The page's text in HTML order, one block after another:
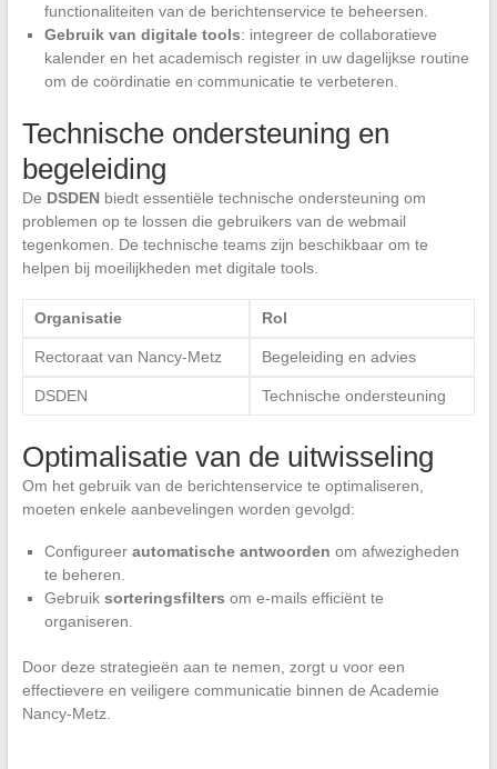
functionaliteiten van de berichtenservice te beheersen.
Gebruik van digitale tools: integreer de collaboratieve
kalender en het academisch register in uw dagelijkse routine
om de coördinatie en communicatie te verbeteren.
Technische ondersteuning en
begeleiding
De DSDENbiedt essentiële technische ondersteuning om
problemen op te lossen die gebruikers van de webmail
tegenkomen. De technische teams zijn beschikbaar om te
helpen bij moeilijkheden met digitale tools.
Organisatie Rol
Rectoraat van Nancy-Metz Begeleiding en advies
DSDEN Technische ondersteuning
Optimalisatie van de uitwisseling
Om het gebruik van de berichtenservice te optimaliseren,
moeten enkele aanbevelingen worden gevolgd:
Configureer automatische antwoorden om afwezigheden
te beheren.
Gebruik sorteringsfilters om e-mails efficiënt te
organiseren.
Door deze strategieën aan te nemen, zorgt u voor een
effectievere en veiligere communicatie binnen de Academie
Nancy-Metz.